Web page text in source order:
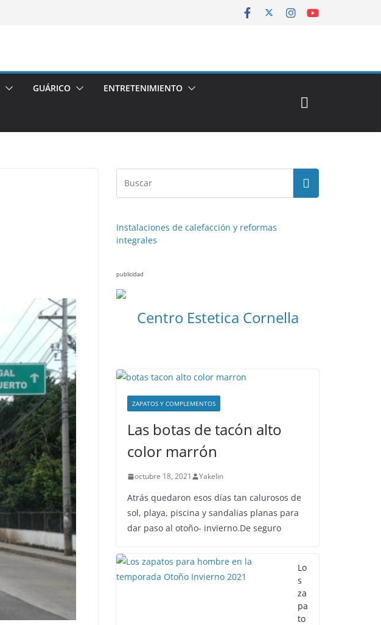
GUÁRICO ENTRETENIMIENTO
Instalaciones de calefacción y reformas
integrales
publicidad
Centro Estetica Cornella
ZAPATOS Y COMPLEMENTOS
Las botas de tacón alto
color marrón
octubre 18, 2021 Yakelin
Atrás quedaron esos días tan calurosos de
sol, playa, piscina y sandalias planas para
dar paso al otoño- invierno.De seguro
Lo
s
za
pa
to